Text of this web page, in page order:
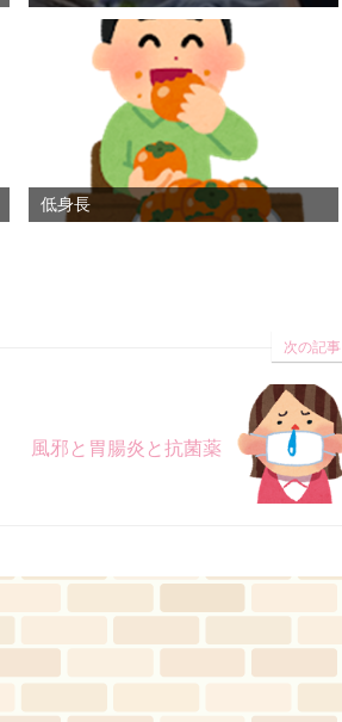
低身長
次の記事
風邪と胃腸炎と抗菌薬